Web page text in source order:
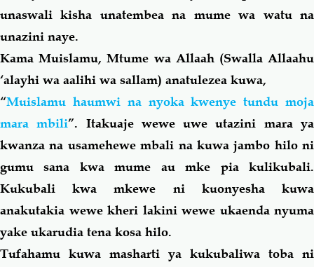
unaswali kisha unatembea na mume wa watu na
unazini naye.
Kama Muislamu, Mtume wa Allaah (Swalla Allaahu
‘alayhi wa aalihi wa sallam) anatulezea kuwa,
“Muislamu haumwi na nyoka kwenye tundu moja
mara mbili”. Itakuaje wewe uwe utazini mara ya
kwanza na usamehewe mbali na kuwa jambo hiloni
gumusana kwa mume au mke pia kulikubali.
Kukubali kwa mkewe ni kuonyesha kuwa
anakutakia wewe kheri lakini wewe ukaenda nyuma
yake ukarudia tena kosa hilo.
Tufahamu kuwa masharti ya kukubaliwa toba ni